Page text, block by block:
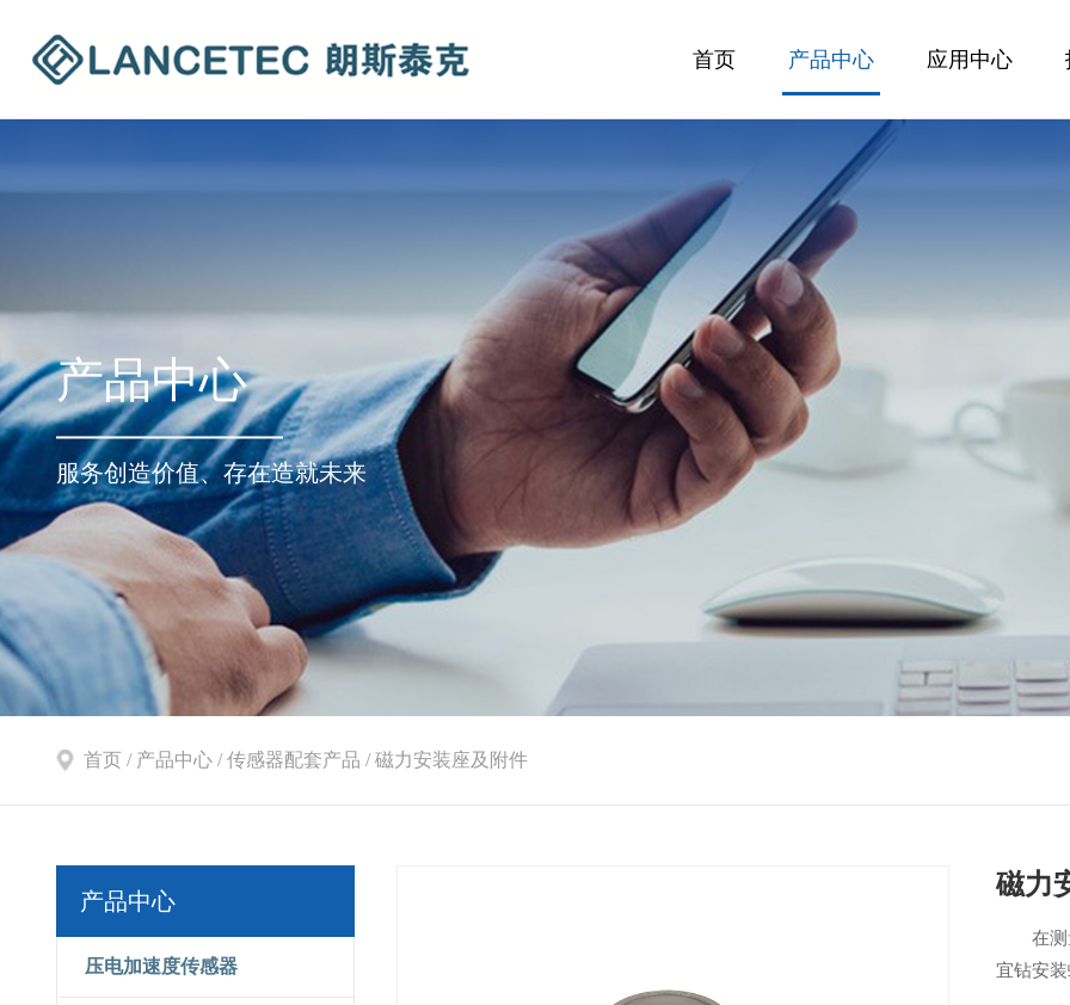
首页 产品中心 应用中心
产品中心
服务创造价值、存在造就未来
首页 / 产品中心 /传感器配套产品 /磁力安装座及附件
产品中心
压电加速度传感器
磁力
在
宜钻安